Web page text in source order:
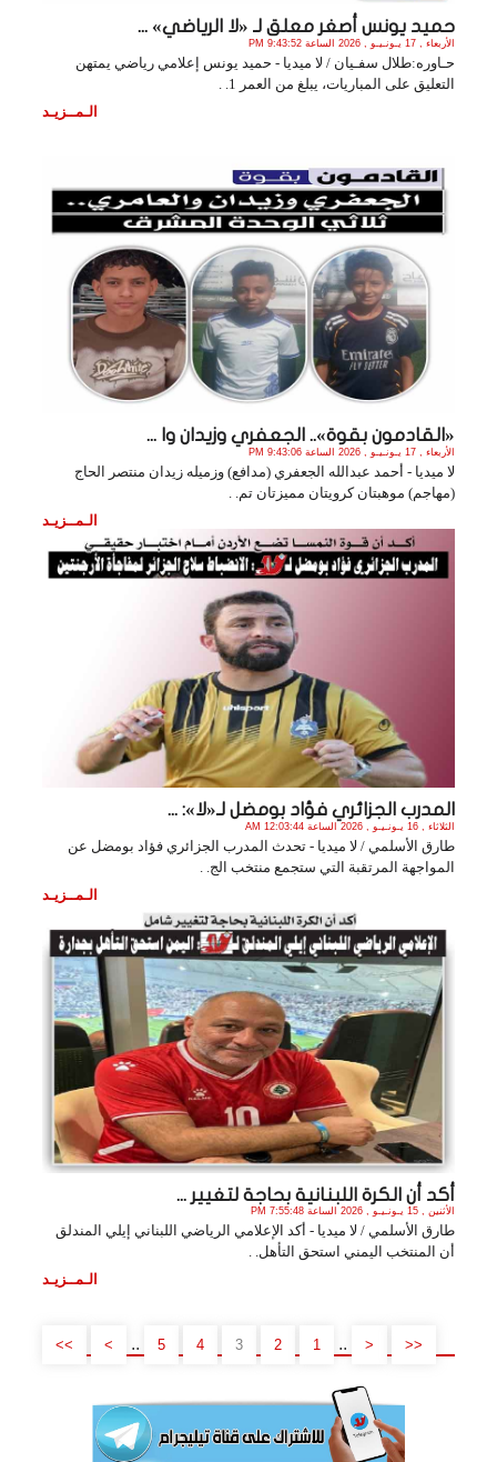
حميد يونس أصغر معلق لـ «لا الرياضي» ...
الأربعاء , 17 يـونـيـو , 2026 الساعة 9:43:52 PM
حـاوره:طلال سفـيان / لا ميديا - حميد يونس إعلامي رياضي يمتهن
التعليق على المباريات، يبلغ من العمر 1. .
الـمــزيـد
«القادمون بقوة».. الجعفري وزيدان وا ...
الأربعاء , 17 يـونـيـو , 2026 الساعة 9:43:06 PM
لا ميديا - أحمد عبدالله الجعفري (مدافع) وزميله زيدان منتصر الحاج
(مهاجم) موهبتان كرويتان مميزتان تم. .
الـمــزيـد
المدرب الجزائري فؤاد بومضل لـ«لا»: ...
الثلاثاء , 16 يـونـيـو , 2026 الساعة 12:03:44 AM
طارق الأسلمي / لا ميديا - تحدث المدرب الجزائري فؤاد بومضل عن
المواجهة المرتقبة التي ستجمع منتخب الج. .
الـمــزيـد
أكد أن الكرة اللبنانية بحاجة لتغيير ...
الأثنين , 15 يـونـيـو , 2026 الساعة 7:55:48 PM
طارق الأسلمي / لا ميديا - أكد الإعلامي الرياضي اللبناني إيلي المندلق
أن المنتخب اليمني استحق التأهل. .
الـمــزيـد
<<
<
..
1
2
3
4
5
..
>
>>